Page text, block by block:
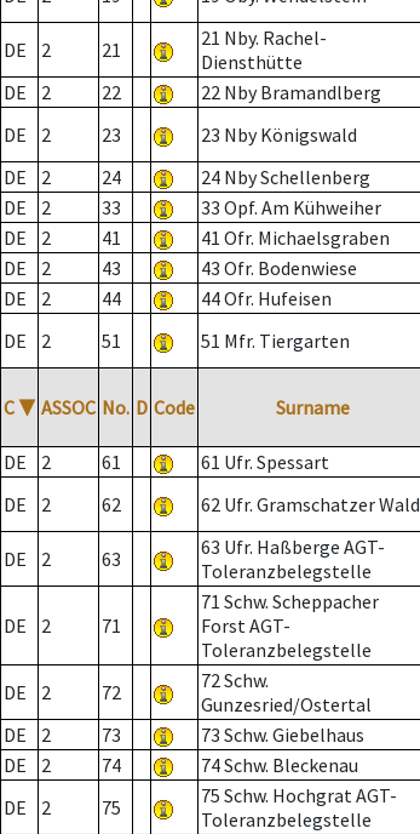
DE 2 21
21 Nby. Rachel-
Diensthütte
DE
2 22 22 Nby Bramandlberg
DE
2 23 23 Nby Königswald
DE
2 24 24 Nby Schellenberg
DE
2 33 33 Opf. Am Kühweiher
DE
2 41 41 Ofr. Michaelsgraben
DE
2 43 43 Ofr. Bodenwiese
DE
2 44 44 Ofr. Hufeisen
DE
2 51 51 Mfr. Tiergarten
C ▼ ASSOC No. D Code Surname
DE
2 61 61 Ufr. Spessart
DE
2 62 62 Ufr. Gramschatzer Wald
DE 2 63
63 Ufr. Haßberge AGT-
Toleranzbelegstelle
DE 2 71
71 Schw. Scheppacher
Forst AGT-
Toleranzbelegstelle
DE 2 72
72 Schw.
Gunzesried/Ostertal
DE
2 73 73 Schw. Giebelhaus
DE
2 74 74 Schw. Bleckenau
DE
2 75
75 Schw. Hochgrat AGT-
Toleranzbelegstelle